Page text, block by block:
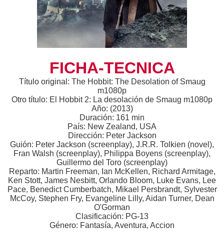
FICHA-TECNICA
Título original: The Hobbit: The Desolation of Smaug
m1080p
Otro título: El Hobbit 2: La desolación de Smaug m1080p
Año: (2013)
Duración: 161 min
País: New Zealand, USA
Dirección: Peter Jackson
Guión: Peter Jackson (screenplay), J.R.R. Tolkien (novel),
Fran Walsh (screenplay), Philippa Boyens (screenplay),
Guillermo del Toro (screenplay)
Reparto: Martin Freeman, Ian McKellen, Richard Armitage,
Ken Stott, James Nesbitt, Orlando Bloom, Luke Evans, Lee
Pace, Benedict Cumberbatch, Mikael Persbrandt, Sylvester
McCoy, Stephen Fry, Evangeline Lilly, Aidan Turner, Dean
O'Gorman
Clasificación: PG-13
Género: Fantasía, Aventura, Accion